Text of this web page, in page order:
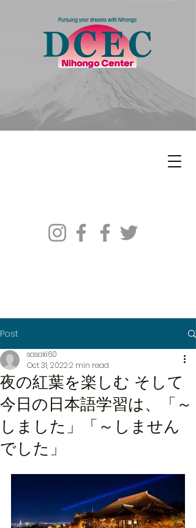
Post
夜の紅葉を楽しむ そして
今日の日本語学習は、「～
しました」「～しません
でした」
sasaki60
Oct 31, 20222 min read